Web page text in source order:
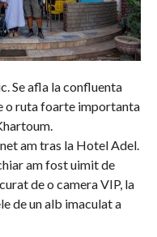
Se afla la confluenta
o ruta foarte importanta
am tras la Hotel Adel.
am fost uimit de
de o camera VIP, la
de un alb imaculat a